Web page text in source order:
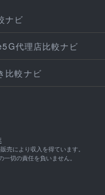
ナビ
代理店比較ナビ
比較ナビ
売により収入を得ています。
切の責任を負いません。